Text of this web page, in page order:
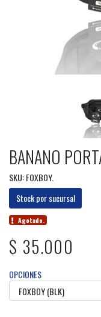
BANANO
SKU: FOXBOY.
Stock por sucursal
Agotado.
$ 35.000
OPCIONES